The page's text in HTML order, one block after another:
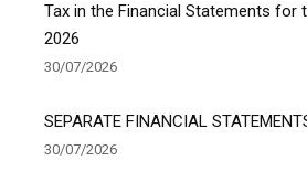
Tax in the Financial Statements for
2026
30/07/2026
SEPARATE FINANCIAL
30/07/2026